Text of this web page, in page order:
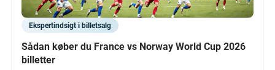
Ekspertindsigt i billetsalg
Sådan køber du France vs Norway World Cup 2026
billetter